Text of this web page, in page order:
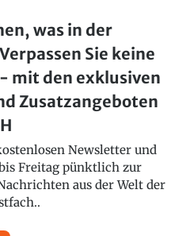
was in der
Sie keine
mit den exklusiven
Zusatzangeboten
Newsletter und
Freitag pünktlich zur
aus der Welt der